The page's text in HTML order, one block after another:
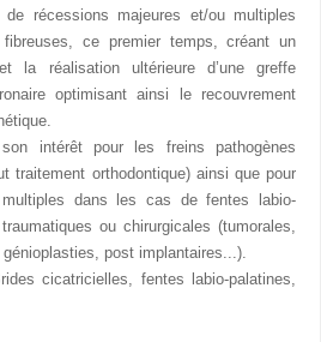
récessions majeures et/ou multiples
ce premier temps, créant un
la réalisation ultérieure d’une greffe
optimisant ainsi le recouvrement
intérêt pour les freins pathogènes
traitement orthodontique) ainsi que pour
dans les cas de fentes labio-
ou chirurgicales (tumorales,
post implantaires...).
cicatricielles, fentes labio-palatines,